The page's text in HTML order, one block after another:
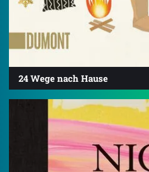
24 Wege nach Hause